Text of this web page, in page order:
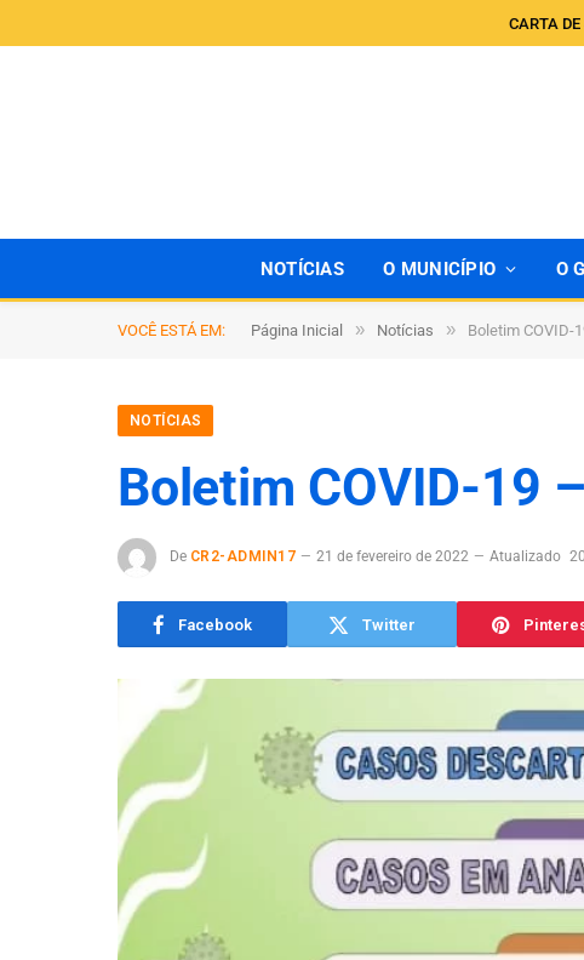
CARTA
NOTÍCIAS O MUNICÍPIO O
VOCÊ ESTÁ EM: Página Inicial » Notícias » Boletim COVID-
NOTÍCIAS
Boletim COVID-19
De CR2-ADMIN17 21 de fevereiro de 2022 Atualizado
Facebook Twitter